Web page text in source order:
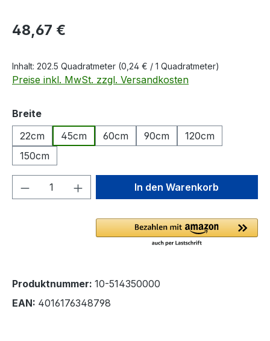
Regulärer Preis:
48,67 €
Inhalt: 202.5 Quadratmeter (0,24 € / 1 Quadratmeter)
Preise inkl. MwSt. zzgl. Versandkosten
Breiteauswählen
22cm
45cm 60cm 90cm
120cm
150cm
Produkt Anzahl: Gib denIn den Warenkorb
Produktnummer: 10-514350000
EAN: 4016176348798